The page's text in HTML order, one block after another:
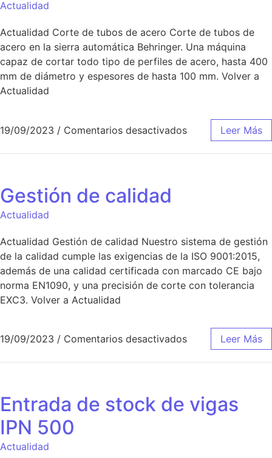
Actualidad
Actualidad Corte de tubos de acero Corte de tubos de
acero en la sierra automática Behringer. Una máquina
capaz de cortar todo tipo de perfiles de acero, hasta 400
mm de diámetro y espesores de hasta 100 mm. Volver a
Actualidad
19/09/2023 / Comentarios desactivados Leer Más
Gestión de calidad
Actualidad
Actualidad Gestión de calidad Nuestro sistema de gestión
de la calidad cumple las exigencias de la ISO 9001:2015,
además de una calidad certificada con marcado CE bajo
norma EN1090, y una precisión de corte con tolerancia
EXC3. Volver a Actualidad
19/09/2023 / Comentarios desactivados Leer Más
Entrada de stock de vigas
IPN 500
Actualidad